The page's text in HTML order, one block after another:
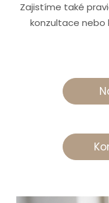
Zajistíme také
konzultace nebo